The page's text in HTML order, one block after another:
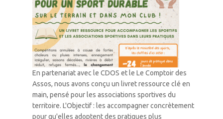
En partenariat avec le CDOS et le Le Comptoir des
Assos, nous avons conçu un livret ressource clé en
main, pensé pour les associations sportives du
territoire. L'Objectif : les accompagner concrètement
pour qu'elles adoptent des pratiques plus